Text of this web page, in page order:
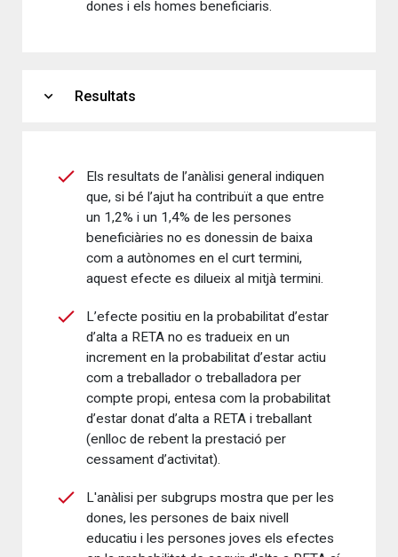
dones i els homes beneficiaris.
expand_more Resultats
Els resultats de l’anàlisi general indiquen
que, si bé l’ajut ha contribuït a que entre
un 1,2% i un 1,4% de les persones
beneficiàries no es donessin de baixa
com a autònomes en el curt termini,
aquest efecte es dilueix al mitjà termini.
L’efecte positiu en la probabilitat d’estar
d’alta a RETA no es tradueix en un
increment en la probabilitat d’estar actiu
com a treballador o treballadora per
compte propi, entesa com la probabilitat
d’estar donat d’alta a RETA i treballant
(enlloc de rebent la prestació per
cessament d’activitat).
L'anàlisi per subgrups mostra que per les
dones, les persones de baix nivell
educatiu i les persones joves els efectes